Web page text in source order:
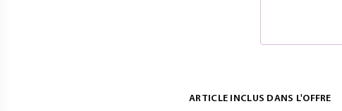
ARTICLE INCLUS DANS L'OFFRE